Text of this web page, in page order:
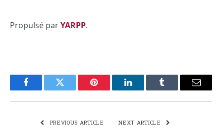
Propulsé parYARPP.
FacebookTwitter Pinterest LinkedInTumblr Email
PREVIOUS ARTICLE
NEXT ARTICLE